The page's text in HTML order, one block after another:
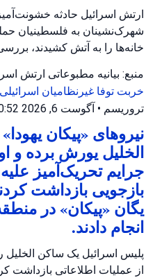
ارتش اسرائیل حادثه
شهرک‌نشینان به فلسطینیان
خانه‌ها را به آتش کشیدند،
منبع: بیانیه مطبوعاتی ارتش
خربت توفا غیرنظامیان اسرائیلی
تروریسم • آگوست 6, 2026 at 10:52 ق.ظ
نیروهای «پیکان
الخلیل یورش برده و
جرایم تحریک‌آمیز
بازجویی بازداشت
یگان «پیکان» در
انجام دادند.
پلیس اسرائیل یک ساکن الخلیل
از عملیات اطلاعاتی بازداشت